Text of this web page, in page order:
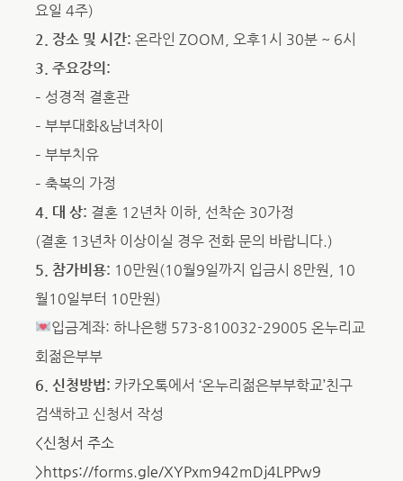
요일 4주)
2. 장소 및 시간: 온라인 ZOOM, 오후1시 30분 ~ 6시
3. 주요강의:
– 성경적 결혼관
– 부부대화&남녀차이
– 부부치유
– 축복의 가정
4. 대 상: 결혼 12년차 이하, 선착순 30가정
(결혼 13년차 이상이실 경우 전화 문의 바랍니다.)
5. 참가비용: 10만원(10월9일까지 입금시 8만원, 10
월10일부터 10만원)
입금계좌: 하나은행 573-810032-29005 온누리교
회젊은부부
6. 신청방법: 카카오톡에서 ‘온누리젊은부부학교’친구
검색하고 신청서 작성
<신청서 주소
>https://forms.gle/XYPxm942mDj4LPPw9